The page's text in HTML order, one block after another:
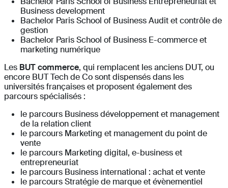
Business development
Bachelor Paris School of Business Audit et contrôle de
gestion
Bachelor Paris School of Business E-commerce et
marketing numérique
Les BUT commerce, qui remplacent les anciens DUT, ou
encore BUT Tech de Co sont dispensés dans les
universités françaises et proposent également des
parcours spécialisés :
le parcours Business développement et management
de la relation client
le parcours Marketing et management du point de
vente
le parcours Marketing digital, e-business et
entrepreneuriat
le parcours Business international : achat et vente
le parcours Stratégie de marque et évènementiel